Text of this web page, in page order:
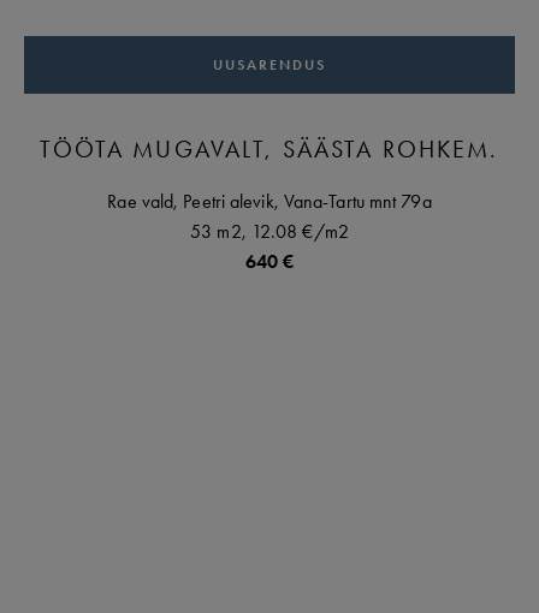
UUSARENDUS
TÖÖTA MUGAVALT, SÄÄSTA ROHKEM.
Rae vald, Peetri alevik, Vana-Tartu mnt79a
53 m2, 12.08 €/m2
640 €